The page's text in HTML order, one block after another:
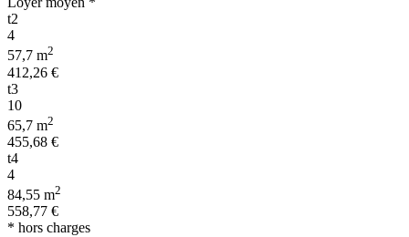
t2
4
57,7 m2
412,26 €
t3
10
65,7 m2
455,68 €
t4
4
84,55 m2
558,77 €
* hors charges